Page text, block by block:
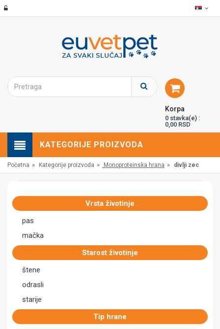
Korpa
0 stavka(e) :
0,00 RSD
KATEGORIJE PROIZVODA
Početna » Kategorije proizvoda » Monoproteinska hrana » divlji zec
Vrsta životinje
pas
mačka
Starost životinje
štene
odrasli
starije
Tip hrane